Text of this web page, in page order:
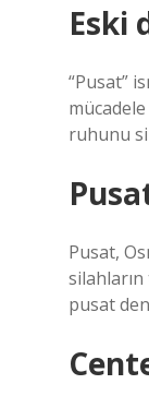
Eski
“Pusat”
ruhunu
Pusat,
pusat